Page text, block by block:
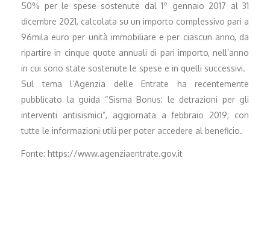
50% per le spese sostenute dal 1º gennaio 2017 al 31
dicembre 2021, calcolata su un importo complessivo pari a
96mila euro per unità immobiliare e per ciascun anno, da
ripartire in cinque quote annuali di pari importo, nell’anno
in cui sono state sostenute le spese e in quelli successivi.
Sul tema l’Agenzia delle Entrate ha recentemente
pubblicato la guida “Sisma Bonus: le detrazioni per gli
interventi antisismici”, aggiornata a febbraio 2019, con
tutte le informazioni utili per poter accedere al beneficio.
Fonte: https://www.agenziaentrate.gov.it